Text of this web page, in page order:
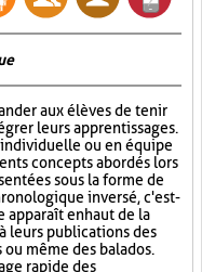
aux élèves de tenir
leurs apprentissages.
ou en équipe
concepts abordés lors
sous la forme de
inversé, c'est-
en haut de la
leurs publications des
même des balados.
rapide des